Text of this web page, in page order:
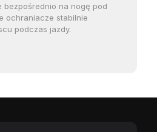
bezpośrednio na nogę pod
ochraniacze stabilnie
podczas jazdy.